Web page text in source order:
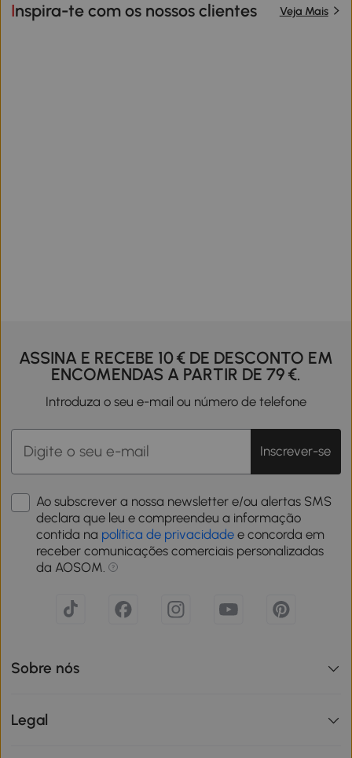
Inspira-te com os nossos clientes Veja Mais
ASSINA E RECEBE 10 € DE DESCONTO EM
ENCOMENDAS A PARTIR DE 79 €.
Introduza o seu e-mail ou número de telefone
Inscrever-se
Ao subscrever a nossa newsletter e/ou alertas SMS
declara que leu e compreendeu a informação
contida na política de privacidade e concorda em
receber comunicações comerciais personalizadas
da AOSOM.
Sobre nós
Legal